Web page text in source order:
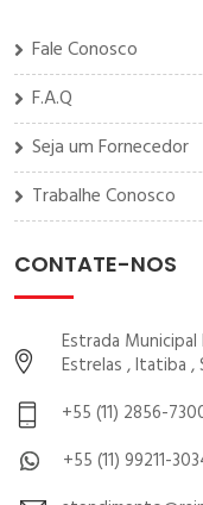
Fale Conosco
F.A.Q
Seja um Fornecedor
Trabalhe Conosco
CONTATE-NOS
Estrada Municipal
Estrelas , Itatiba ,
+55 (11) 2856-
+55 (11) 99211-